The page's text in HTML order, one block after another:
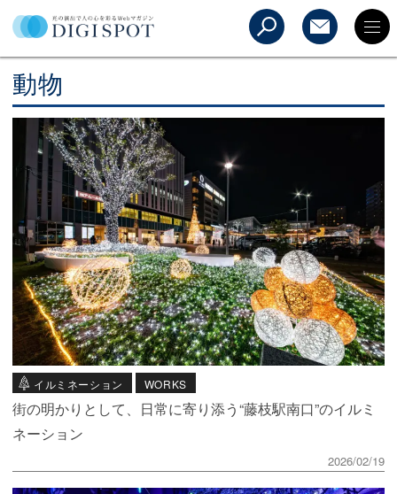
動物
イルミネーション WORKS
街の明かりとして、日常に寄り添う“藤枝駅南口”のイルミ
ネーション
2026/02/19